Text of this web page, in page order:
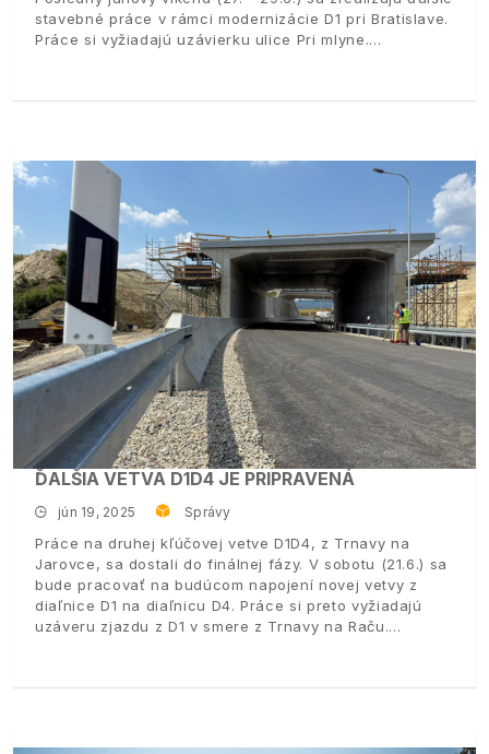
stavebné práce v rámci modernizácie D1 pri Bratislave.
Práce si vyžiadajú uzávierku ulice Pri mlyne.
ĎALŠIA VETVA D1D4 JE PRIPRAVENÁ
jún 19, 2025 Správy
Práce na druhej kľúčovej vetve D1D4, z Trnavy na
Jarovce, sa dostali do finálnej fázy. V sobotu (21.6.) sa
bude pracovať na budúcom napojení novej vetvy z
diaľnice D1 na diaľnicu D4. Práce si preto vyžiadajú
uzáveru zjazdu z D1 v smere z Trnavy na Raču.